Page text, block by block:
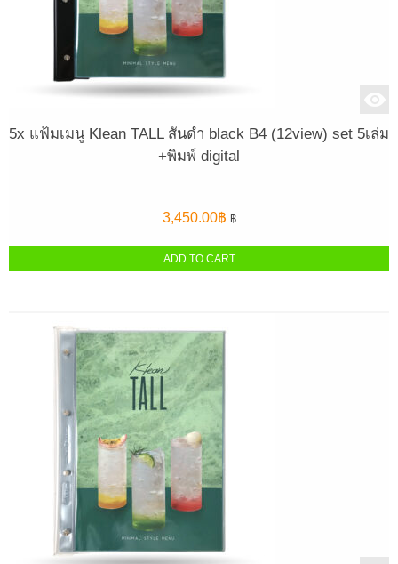
5x แฟ้มเมนู Klean TALL สันดำ black B4 (12view) set 5เล่ม
+พิมพ์ digital
3,450.00฿ ฿
ADD TO CART